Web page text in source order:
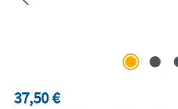
Regulärer Preis:
37,50 €